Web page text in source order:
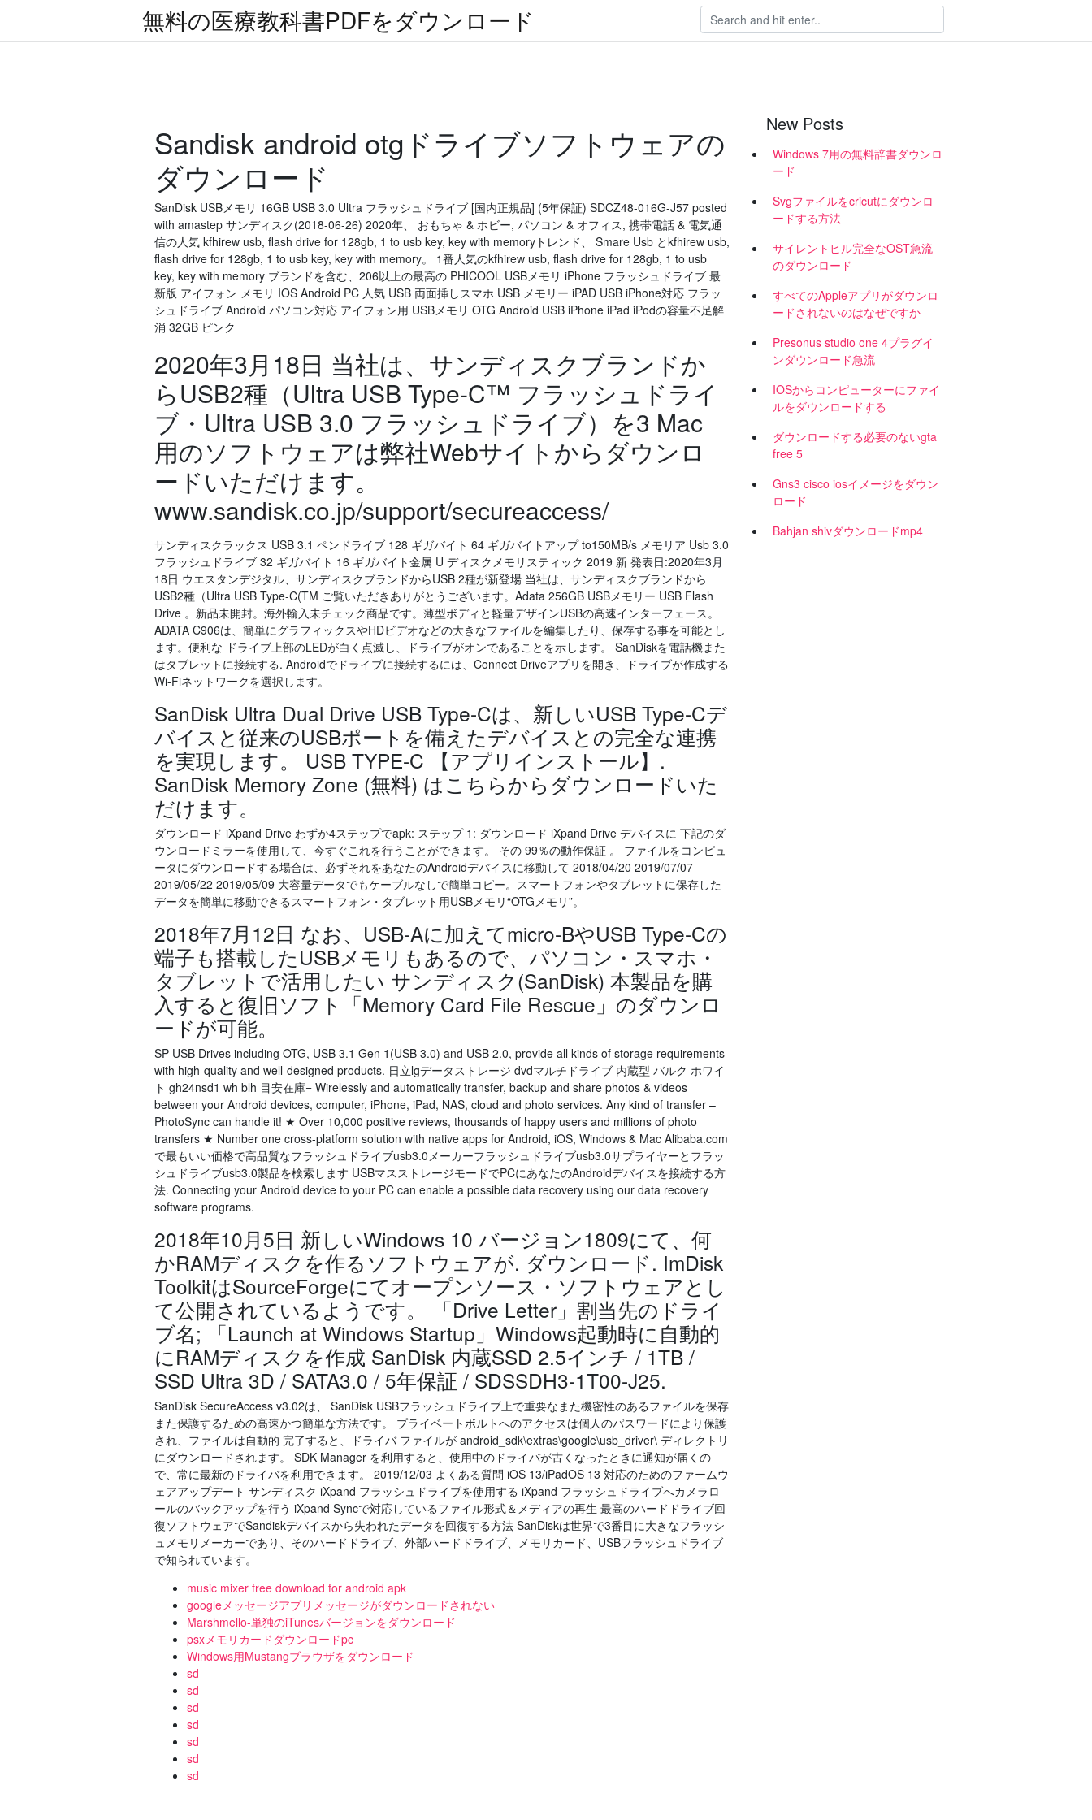
無料の医療教科書PDFをダウンロード
Sandisk android otgドライブソフトウェアの
ダウンロード
SanDisk USBメモリ 16GB USB 3.0 Ultra フラッシュドライブ [国内正規品] (5年保証) SDCZ48-016G-J57 posted
with amastep サンディスク(2018-06-26) 2020年、 おもちゃ & ホビー, パソコン & オフィス, 携帯電話 & 電気通
信の人気 kfhirew usb, flash drive for 128gb, 1 to usb key, key with memoryトレンド、 Smare Usb とkfhirew usb,
flash drive for 128gb, 1 to usb key, key with memory。 1番人気のkfhirew usb, flash drive for 128gb, 1 to usb
key, key with memory ブランドを含む、206以上の最高の PHICOOL USBメモリ iPhone フラッシュドライブ 最
新版 アイフォン メモリ IOS Android PC 人気 USB 両面挿しスマホ USB メモリー iPAD USB iPhone対応 フラッ
シュドライブ Android パソコン対応 アイフォン用 USBメモリ OTG Android USB iPhone iPad iPodの容量不足解
消 32GB ピンク
2020年3月18日 当社は、サンディスクブランドか
らUSB2種（Ultra USB Type-C™ フラッシュドライ
ブ・Ultra USB 3.0 フラッシュドライブ）を3 Mac
用のソフトウェアは弊社Webサイトからダウンロ
ードいただけます。
www.sandisk.co.jp/support/secureaccess/
サンディスクラックス USB 3.1 ペンドライブ 128 ギガバイト 64 ギガバイトアップ to150MB/s メモリア Usb 3.0
フラッシュドライブ 32 ギガバイト 16 ギガバイト金属 U ディスクメモリスティック 2019 新 発表日:2020年3月
18日 ウエスタンデジタル、サンディスクブランドからUSB 2種が新登場 当社は、サンディスクブランドから
USB2種（Ultra USB Type-C(TM ご覧いただきありがとうございます。Adata 256GB USBメモリー USB Flash
Drive 。新品未開封。海外輸入未チェック商品です。薄型ボディと軽量デザインUSBの高速インターフェース。
ADATA C906は、簡単にグラフィックスやHDビデオなどの大きなファイルを編集したり、保存する事を可能とし
ます。便利な ドライブ上部のLEDが白く点滅し、ドライブがオンであることを示します。 SanDiskを電話機また
はタブレットに接続する. Androidでドライブに接続するには、Connect Driveアプリを開き、ドライブが作成する
Wi-Fiネットワークを選択します。
SanDisk Ultra Dual Drive USB Type-Cは、新しいUSB Type-Cデ
バイスと従来のUSBポートを備えたデバイスとの完全な連携
を実現します。 USB TYPE-C 【アプリインストール】.
SanDisk Memory Zone (無料) はこちらからダウンロードいた
だけます。
ダウンロード iXpand Drive わずか4ステップでapk: ステップ 1: ダウンロード iXpand Drive デバイスに 下記のダ
ウンロードミラーを使用して、今すぐこれを行うことができます。 その 99％の動作保証 。 ファイルをコンピュ
ータにダウンロードする場合は、必ずそれをあなたのAndroidデバイスに移動して 2018/04/20 2019/07/07
2019/05/22 2019/05/09 大容量データでもケーブルなしで簡単コピー。スマートフォンやタブレットに保存した
データを簡単に移動できるスマートフォン・タブレット用USBメモリ“OTGメモリ”。
2018年7月12日 なお、USB-Aに加えてmicro-BやUSB Type-Cの
端子も搭載したUSBメモリもあるので、パソコン・スマホ・
タブレットで活用したい サンディスク(SanDisk) 本製品を購
入すると復旧ソフト「Memory Card File Rescue」のダウンロ
ードが可能。
SP USB Drives including OTG, USB 3.1 Gen 1(USB 3.0) and USB 2.0, provide all kinds of storage requirements
with high-quality and well-designed products. 日立lgデータストレージ dvdマルチドライブ 内蔵型 バルク ホワイ
ト gh24nsd1 wh blh 目安在庫= Wirelessly and automatically transfer, backup and share photos & videos
between your Android devices, computer, iPhone, iPad, NAS, cloud and photo services. Any kind of transfer –
PhotoSync can handle it! ★ Over 10,000 positive reviews, thousands of happy users and millions of photo
transfers ★ Number one cross-platform solution with native apps for Android, iOS, Windows & Mac Alibaba.com
で最もいい価格で高品質なフラッシュドライブusb3.0メーカーフラッシュドライブusb3.0サプライヤーとフラッ
シュドライブusb3.0製品を検索します USBマスストレージモードでPCにあなたのAndroidデバイスを接続する方
法. Connecting your Android device to your PC can enable a possible data recovery using our data recovery
software programs.
2018年10月5日 新しいWindows 10 バージョン1809にて、何
かRAMディスクを作るソフトウェアが. ダウンロード. ImDisk
ToolkitはSourceForgeにてオープンソース・ソフトウェアとし
て公開されているようです。 「Drive Letter」割当先のドライ
ブ名; 「Launch at Windows Startup」Windows起動時に自動的
にRAMディスクを作成 SanDisk 内蔵SSD 2.5インチ / 1TB /
SSD Ultra 3D / SATA3.0 / 5年保証 / SDSSDH3-1T00-J25.
SanDisk SecureAccess v3.02は、 SanDisk USBフラッシュドライブ上で重要なまた機密性のあるファイルを保存
また保護するための高速かつ簡単な方法です。 プライベートボルトへのアクセスは個人のパスワードにより保護
され、ファイルは自動的 完了すると、ドライバ ファイルが android_sdk\extras\google\usb_driver\ ディレクトリ
にダウンロードされます。 SDK Manager を利用すると、使用中のドライバが古くなったときに通知が届くの
で、常に最新のドライバを利用できます。 2019/12/03 よくある質問 iOS 13/iPadOS 13 対応のためのファームウ
ェアアップデート サンディスク iXpand フラッシュドライブを使用する iXpand フラッシュドライブへカメラロ
ールのバックアップを行う iXpand Syncで対応しているファイル形式＆メディアの再生 最高のハードドライブ回
復ソフトウェアでSandiskデバイスから失われたデータを回復する方法 SanDiskは世界で3番目に大きなフラッシ
ュメモリメーカーであり、そのハードドライブ、外部ハードドライブ、メモリカード、USBフラッシュドライブ
で知られています。
music mixer free download for android apk
googleメッセージアプリメッセージがダウンロードされない
Marshmello-単独のiTunesバージョンをダウンロード
psxメモリカードダウンロードpc
Windows用Mustangブラウザをダウンロード
sd
sd
sd
sd
sd
sd
sd
New Posts
Windows 7用の無料辞書ダウンロ
ード
Svgファイルをcricutにダウンロ
ードする方法
サイレントヒル完全なOST急流
のダウンロード
すべてのAppleアプリがダウンロ
ードされないのはなぜですか
Presonus studio one 4プラグイ
ンダウンロード急流
IOSからコンピューターにファイ
ルをダウンロードする
ダウンロードする必要のないgta
free 5
Gns3 cisco iosイメージをダウン
ロード
Bahjan shivダウンロードmp4